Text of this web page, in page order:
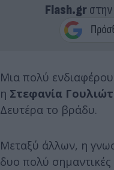
Flash.gr
Μια πολύ
η Στεφανία
Δευτέρα το βράδυ.
Μεταξύ άλλων, η
δυο πολύ